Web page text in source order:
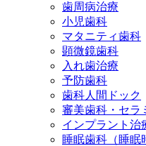
歯周病治療
小児歯科
マタニティ歯科
顕微鏡歯科
入れ歯治療
予防歯科
歯科人間ドック
審美歯科・セラ
インプラント治
睡眠歯科（睡眠